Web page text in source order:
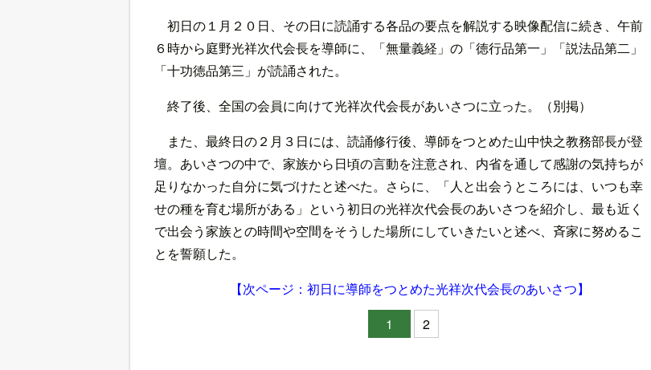
初日の１月２０日、その日に読誦する各品の要点を解説する映像配信に続き、午前
６時から庭野光祥次代会長を導師に、「無量義経」の「徳行品第一」「説法品第二」
「十功徳品第三」が読誦された。
終了後、全国の会員に向けて光祥次代会長があいさつに立った。（別掲）
また、最終日の２月３日には、読誦修行後、導師をつとめた山中快之教務部長が登
壇。あいさつの中で、家族から日頃の言動を注意され、内省を通して感謝の気持ちが
足りなかった自分に気づけたと述べた。さらに、「人と出会うところには、いつも幸
せの種を育む場所がある」という初日の光祥次代会長のあいさつを紹介し、最も近く
で出会う家族との時間や空間をそうした場所にしていきたいと述べ、斉家に努めるこ
とを誓願した。
【次ページ：初日に導師をつとめた光祥次代会長のあいさつ】
1
2